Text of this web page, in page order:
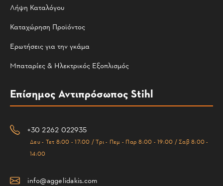
Λήψη Καταλόγου
Καταχώρηση Προϊόντος
Ερωτήσεις για την γκάμα
Μπαταρίες & Ηλεκτρικός Εξοπλισμός
Επίσημος Αντιπρόσωπος Stihl
+30 2262 022935
Δευ - Τετ 8:00 - 17:00 / Τρι - Πεμ - Παρ 8:00 - 19:00 / Σαβ 8:00 -
14:00
info@aggelidakis.com